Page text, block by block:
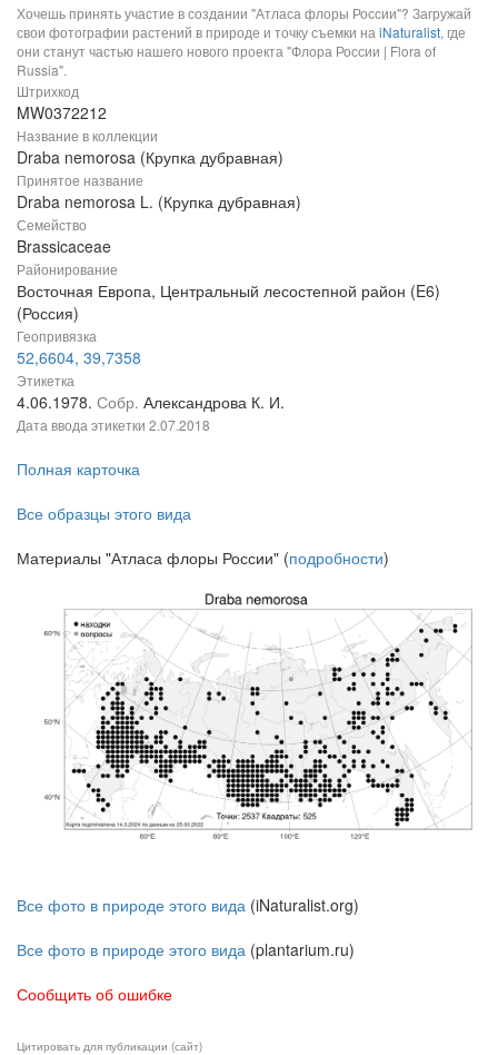
Хочешь принять участие в создании "Атласа флоры России"? Загружай
свои фотографии растений в природе и точку съемки на iNaturalist, где
они станут частью нашего нового проекта "Флора России | Flora of
Russia".
Штрихкод
MW0372212
Название в коллекции
Draba nemorosa (Крупка дубравная)
Принятое название
Draba nemorosa L. (Крупка дубравная)
Семейство
Brassicaceae
Районирование
Восточная Европа, Центральный лесостепной район (E6)
(Россия)
Геопривязка
52,6604, 39,7358
Этикетка
4.06.1978. Собр. Александрова К. И.
Дата ввода этикетки 2.07.2018
Полная карточка
Все образцы этого вида
Материалы "Атласа флоры России" (подробности)
Все фото в природе этого вида (iNaturalist.org)
Все фото в природе этого вида (plantarium.ru)
Сообщить об ошибке
Цитировать для публикации (сайт)